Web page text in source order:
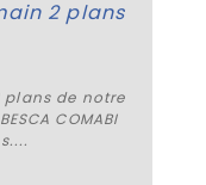
2 plans
plans de notre
COMABI